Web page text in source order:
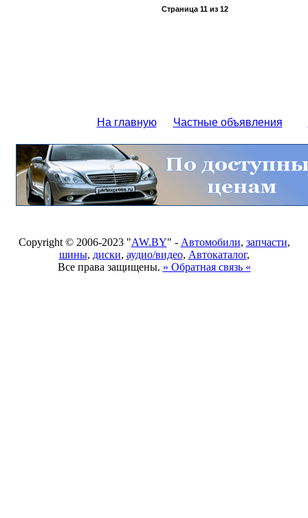
Страница 11из 12
На главную Частные объявления
Copyright © 2006-2023 "AW.BY" - Автомобили, запчасти,
шины, диски, аудио/видео, Автокаталог,
Все права защищены. » Обратная связь «